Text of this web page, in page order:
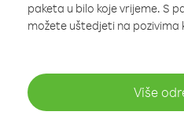
paketa u bilo koje vrijeme. S
možete uštedjeti na pozivima
Više